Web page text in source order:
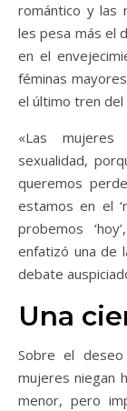
romántico y las
les pesa más el
en el
féminas
el último tren del
«Las
sexualidad,
queremos
estamos en el
probemos
enfatizó una de
debate
Una
Sobre el
mujeres niegan
menor, pero